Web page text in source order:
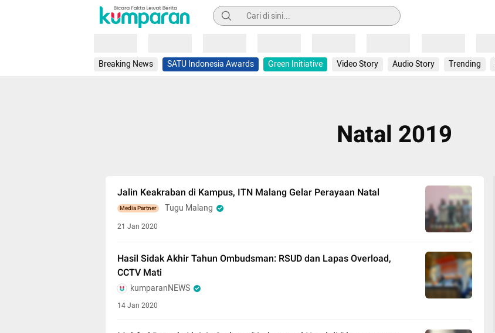
Pencarian
Breaking News SATU Indonesia Awards Green Initiative Video Story Audio Story Trending
Natal 2019
Jalin Keakraban di Kampus, ITN Malang Gelar Perayaan Natal
Media Partner Tugu Malang
21 Jan 2020
Hasil Sidak Akhir Tahun Ombudsman: RSUD dan Lapas Overload,
CCTV Mati
kumparanNEWS
14 Jan 2020